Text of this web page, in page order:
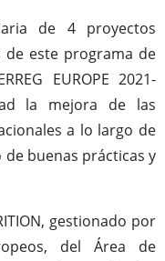
de 4 proyectos
de este programa de
EUROPE 2021-
la mejora de las
a lo largo de
buenas prácticas y
gestionado por
del Área de